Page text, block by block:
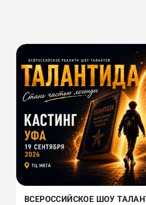
ВСЕРОССИЙСКОЕ ШОУ